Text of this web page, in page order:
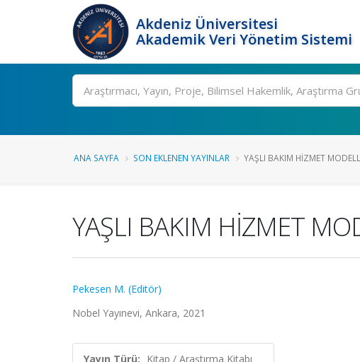
Akdeniz Üniversitesi
Akademik Veri Yönetim Sistemi
Ara
ANA SAYFA SON EKLENEN YAYINLAR YAŞLI BAKIM HİZMET
YAŞLI BAKIM HİZMET
Pekesen M. (Editör)
Nobel Yayınevi, Ankara, 2021
Yayın Türü: Kitap / Araştırma Kitabı